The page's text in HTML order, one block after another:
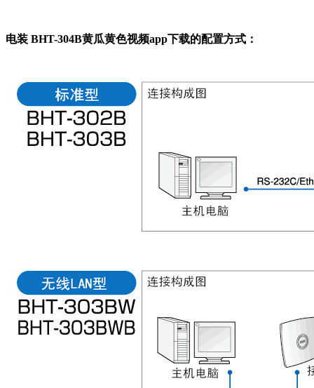
电装 BHT-304B黄瓜黄色视频app下载的配置方式：